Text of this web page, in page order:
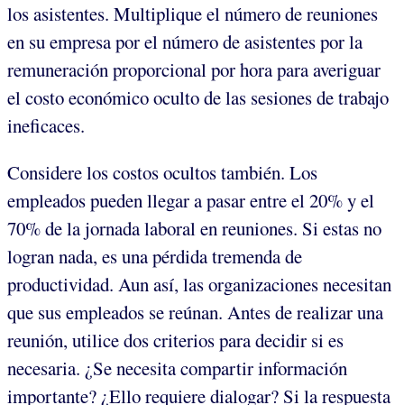
los asistentes. Multiplique el número de reuniones
en su empresa por el número de asistentes por la
remuneración proporcional por hora para averiguar
el costo económico oculto de las sesiones de trabajo
ineficaces.
Considere los costos ocultos también. Los
empleados pueden llegar a pasar entre el 20% y el
70% de la jornada laboral en reuniones. Si estas no
logran nada, es una pérdida tremenda de
productividad. Aun así, las organizaciones necesitan
que sus empleados se reúnan. Antes de realizar una
reunión, utilice dos criterios para decidir si es
necesaria. ¿Se necesita compartir información
importante? ¿Ello requiere dialogar? Si la respuesta